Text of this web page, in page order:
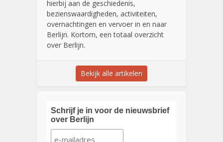
hierbij aan de geschiedenis,
bezienswaardigheden, activiteiten,
overnachtingen en vervoer in en naar
Berlijn. Kortom, een totaal overzicht
over Berlijn.
Bekijk alle artikelen
Schrijf je in voor de nieuwsbrief
over Berlijn